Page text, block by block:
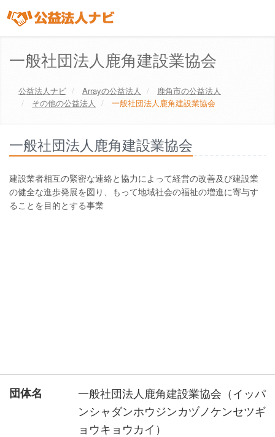
一般社団法人鹿角建設業協会
公益法人ナビ Arrayの公益法人 鹿角市の公益法人
その他の公益法人
一般社団法人鹿角建設業協会
一般社団法人鹿角建設業協会
建設業者相互の緊密な連絡と協力によって経営の改善及び建設業
の健全な進歩発展を図り、もって地域社会の福祉の増進に寄与す
ることを目的とする事業
団体名
一般社団法人鹿角建設業協会（イッパ
ンシャダンホウジンカヅノケンセツギ
ョウキョウカイ）